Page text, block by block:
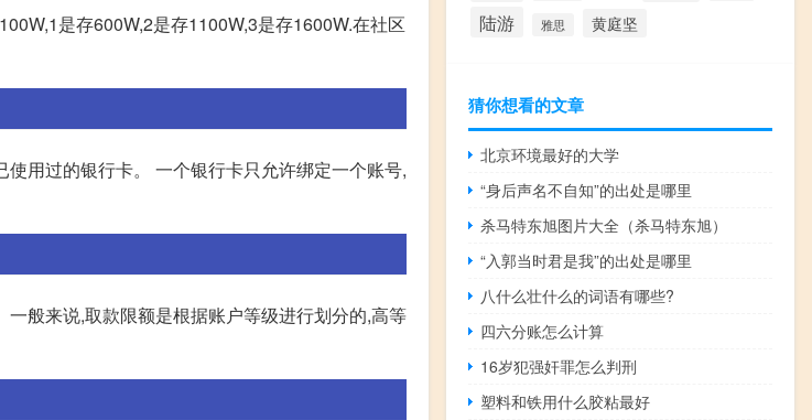
是存600W,2是存1100W,3是存1600W.在社区
用过的银行卡。 一个银行卡只允许绑定一个账号,
般来说,取款限额是根据账户等级进行划分的,高等
陆游 雅思 黄庭坚
猜你想看的文章
北京环境最好的大学
“身后声名不自知”的出处是哪里
杀马特东旭图片大全（杀马特东旭）
“入郭当时君是我”的出处是哪里
八什么壮什么的词语有哪些?
四六分账怎么计算
16岁犯强奸罪怎么判刑
塑料和铁用什么胶粘最好